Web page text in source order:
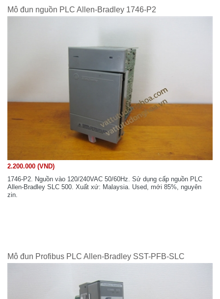
Mô đun nguồn PLC Allen-Bradley 1746-P2
2.200.000 (VND)
1746-P2. Nguồn vào 120/240VAC 50/60Hz. Sử dụng cấp nguồn PLC
Allen-Bradley SLC 500. Xuất xứ: Malaysia. Used, mới 85%, nguyên
zin.
Mô đun Profibus PLC Allen-Bradley SST-PFB-SLC